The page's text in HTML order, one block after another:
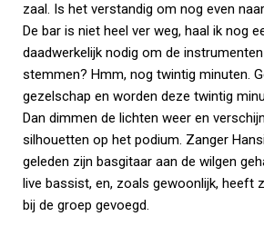
zaal. Is het verstandig om nog even
De bar is niet heel ver weg, haal ik nog
daadwerkelijk nodig om de
stemmen? Hmm, nog twintig minuten.
gezelschap en worden deze twintig
Dan dimmen de lichten weer en
silhouetten op het podium. Zanger
geleden zijn basgitaar aan de wilgen
live bassist, en, zoals gewoonlijk, heeft
bij de groep gevoegd.